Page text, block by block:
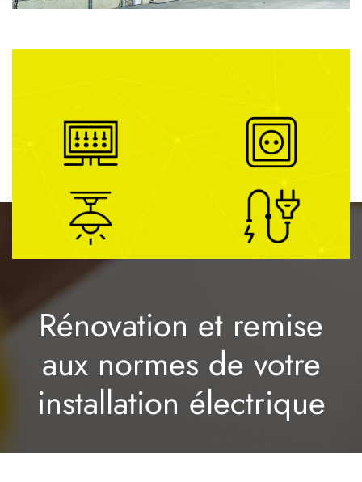
Rénovation et remise
aux normes de votre
installation électrique